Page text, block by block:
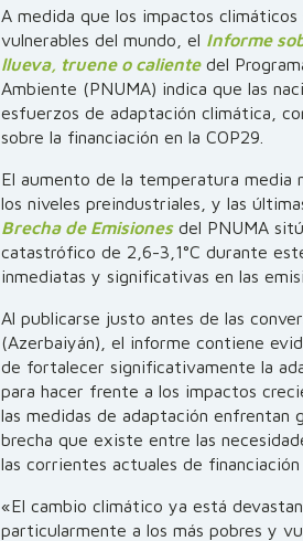
A medida que los impactos
vulnerables del mundo, el Informe
llueva, truene o calientedel
Ambiente (PNUMA) indica que las
esfuerzos de adaptación climática,
sobre la financiación en la COP29.
El aumento de la temperatura media
los niveles preindustriales, y las
Brecha de Emisionesdel PNUMA
catastrófico de 2,6-3,1°C durante
inmediatas y significativas en las
Al publicarse justo antes de las
(Azerbaiyán), el informe contiene
de fortalecer significativamente la
para hacer frente a los impactos
las medidas de adaptación enfrentan
brecha que existe entre las
las corrientes actuales de
«El cambio climático ya está
particularmente a los más pobres y